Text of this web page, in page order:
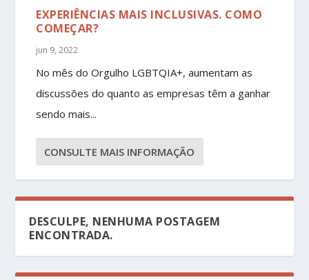
EXPERIÊNCIAS MAIS INCLUSIVAS. COMO
COMEÇAR?
jun 9, 2022
No mês do Orgulho LGBTQIA+, aumentam as
discussões do quanto as empresas têm a ganhar
sendo mais...
CONSULTE MAIS INFORMAÇÃO
DESCULPE, NENHUMA POSTAGEM
ENCONTRADA.